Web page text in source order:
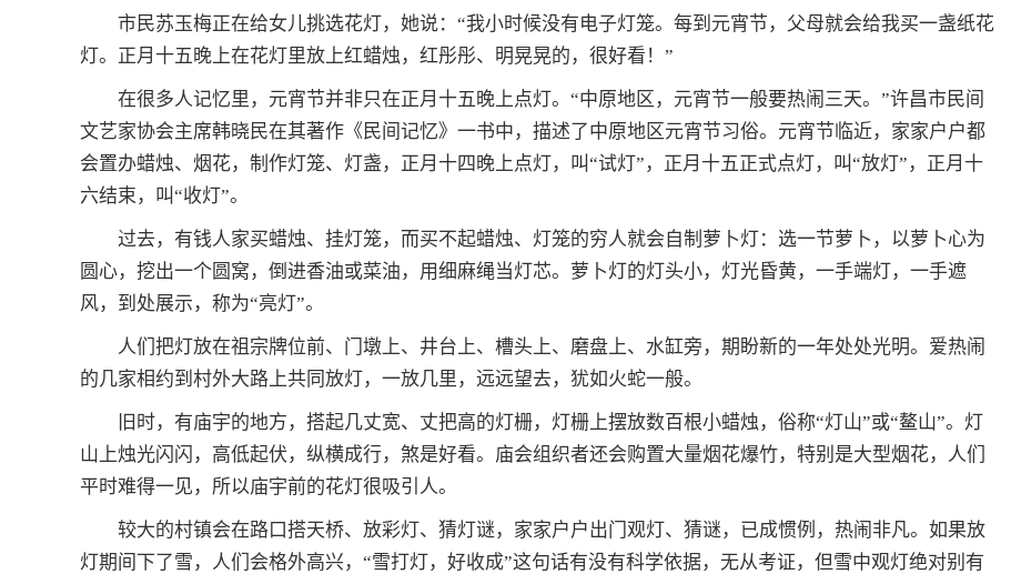
市民苏玉梅正在给女儿挑选花灯，她说：“我小时候没有电子灯笼。每到元宵节，父母就会给我买一盏纸花
灯。正月十五晚上在花灯里放上红蜡烛，红彤彤、明晃晃的，很好看！”
在很多人记忆里，元宵节并非只在正月十五晚上点灯。“中原地区，元宵节一般要热闹三天。”许昌市民间
文艺家协会主席韩晓民在其著作《民间记忆》一书中，描述了中原地区元宵节习俗。元宵节临近，家家户户都
会置办蜡烛、烟花，制作灯笼、灯盏，正月十四晚上点灯，叫“试灯”，正月十五正式点灯，叫“放灯”，正月十
六结束，叫“收灯”。
过去，有钱人家买蜡烛、挂灯笼，而买不起蜡烛、灯笼的穷人就会自制萝卜灯：选一节萝卜，以萝卜心为
圆心，挖出一个圆窝，倒进香油或菜油，用细麻绳当灯芯。萝卜灯的灯头小，灯光昏黄，一手端灯，一手遮
风，到处展示，称为“亮灯”。
人们把灯放在祖宗牌位前、门墩上、井台上、槽头上、磨盘上、水缸旁，期盼新的一年处处光明。爱热闹
的几家相约到村外大路上共同放灯，一放几里，远远望去，犹如火蛇一般。
旧时，有庙宇的地方，搭起几丈宽、丈把高的灯栅，灯栅上摆放数百根小蜡烛，俗称“灯山”或“鳌山”。灯
山上烛光闪闪，高低起伏，纵横成行，煞是好看。庙会组织者还会购置大量烟花爆竹，特别是大型烟花，人们
平时难得一见，所以庙宇前的花灯很吸引人。
较大的村镇会在路口搭天桥、放彩灯、猜灯谜，家家户户出门观灯、猜谜，已成惯例，热闹非凡。如果放
灯期间下了雪，人们会格外高兴，“雪打灯，好收成”这句话有没有科学依据，无从考证，但雪中观灯绝对别有